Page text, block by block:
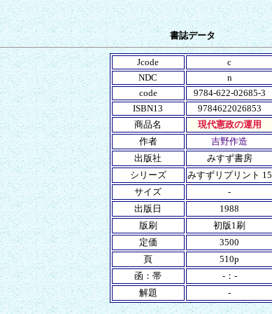
書誌データ
Jcode
c
NDC
n
code
9784-622-02685-3
ISBN13
9784622026853
商品名
現代憲政の運用
作者
吉野作造
出版社
みすず書房
シリーズ
みすずリプリント 15
サイズ
-
出版日
1988
版刷
初版1刷
定価
3500
頁
510p
函：帯
-：-
解題
-